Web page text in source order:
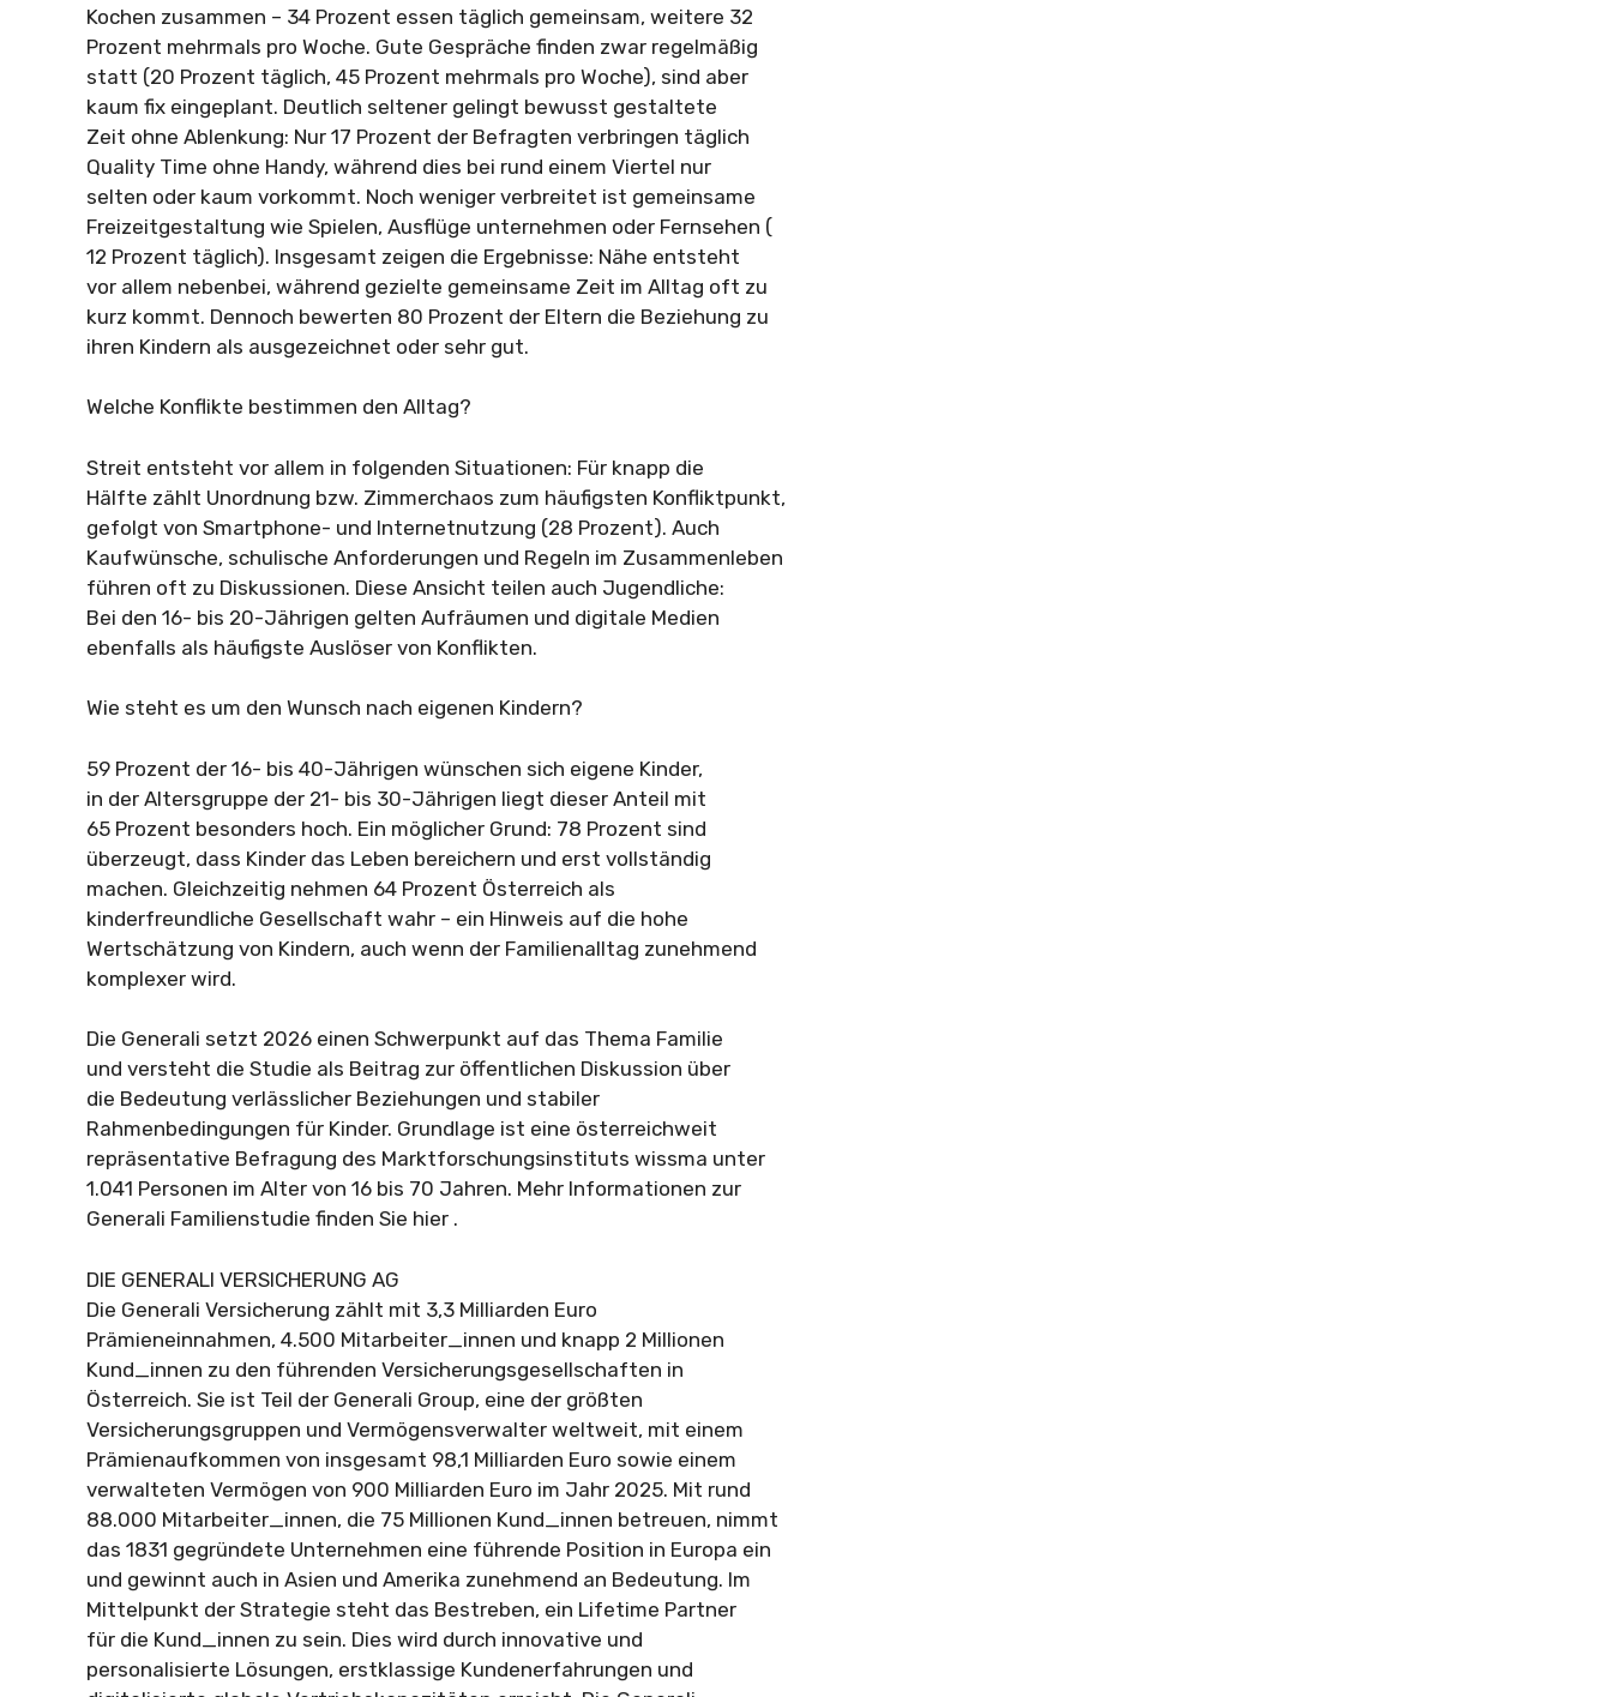
Kochen zusammen – 34 Prozent essen täglich gemeinsam, weitere 32
Prozent mehrmals pro Woche. Gute Gespräche finden zwar regelmäßig
statt (20 Prozent täglich, 45 Prozent mehrmals pro Woche), sind aber
kaum fix eingeplant. Deutlich seltener gelingt bewusst gestaltete
Zeit ohne Ablenkung: Nur 17 Prozent der Befragten verbringen täglich
Quality Time ohne Handy, während dies bei rund einem Viertel nur
selten oder kaum vorkommt. Noch weniger verbreitet ist gemeinsame
Freizeitgestaltung wie Spielen, Ausflüge unternehmen oder Fernsehen (
12 Prozent täglich). Insgesamt zeigen die Ergebnisse: Nähe entsteht
vor allem nebenbei, während gezielte gemeinsame Zeit im Alltag oft zu
kurz kommt. Dennoch bewerten 80 Prozent der Eltern die Beziehung zu
ihren Kindern als ausgezeichnet oder sehr gut.
Welche Konflikte bestimmen den Alltag?
Streit entsteht vor allem in folgenden Situationen: Für knapp die
Hälfte zählt Unordnung bzw. Zimmerchaos zum häufigsten Konfliktpunkt,
gefolgt von Smartphone- und Internetnutzung (28 Prozent). Auch
Kaufwünsche, schulische Anforderungen und Regeln im Zusammenleben
führen oft zu Diskussionen. Diese Ansicht teilen auch Jugendliche:
Bei den 16- bis 20-Jährigen gelten Aufräumen und digitale Medien
ebenfalls als häufigste Auslöser von Konflikten.
Wie steht es um den Wunsch nach eigenen Kindern?
59 Prozent der 16- bis 40-Jährigen wünschen sich eigene Kinder,
in der Altersgruppe der 21- bis 30-Jährigen liegt dieser Anteil mit
65 Prozent besonders hoch. Ein möglicher Grund: 78 Prozent sind
überzeugt, dass Kinder das Leben bereichern und erst vollständig
machen. Gleichzeitig nehmen 64 Prozent Österreich als
kinderfreundliche Gesellschaft wahr – ein Hinweis auf die hohe
Wertschätzung von Kindern, auch wenn der Familienalltag zunehmend
komplexer wird.
Die Generali setzt 2026 einen Schwerpunkt auf das Thema Familie
und versteht die Studie als Beitrag zur öffentlichen Diskussion über
die Bedeutung verlässlicher Beziehungen und stabiler
Rahmenbedingungen für Kinder. Grundlage ist eine österreichweit
repräsentative Befragung des Marktforschungsinstituts wissma unter
1.041 Personen im Alter von 16 bis 70 Jahren. Mehr Informationen zur
Generali Familienstudie finden Sie hier .
DIE GENERALI VERSICHERUNG AG
Die Generali Versicherung zählt mit 3,3 Milliarden Euro
Prämieneinnahmen, 4.500 Mitarbeiter_innen und knapp 2 Millionen
Kund_innen zu den führenden Versicherungsgesellschaften in
Österreich. Sie ist Teil der Generali Group, eine der größten
Versicherungsgruppen und Vermögensverwalter weltweit, mit einem
Prämienaufkommen von insgesamt 98,1 Milliarden Euro sowie einem
verwalteten Vermögen von 900 Milliarden Euro im Jahr 2025. Mit rund
88.000 Mitarbeiter_innen, die 75 Millionen Kund_innen betreuen, nimmt
das 1831 gegründete Unternehmen eine führende Position in Europa ein
und gewinnt auch in Asien und Amerika zunehmend an Bedeutung. Im
Mittelpunkt der Strategie steht das Bestreben, ein Lifetime Partner
für die Kund_innen zu sein. Dies wird durch innovative und
personalisierte Lösungen, erstklassige Kundenerfahrungen und